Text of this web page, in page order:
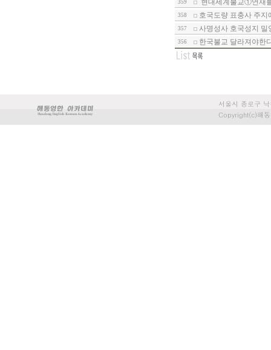
359 현대세계불교①연재
358 호국도량 표충사 주지
357 사명성사 호국성지 밀
356 한국불교 달라져야한